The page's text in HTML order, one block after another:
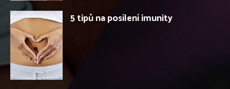
5 tipů na posílení imunity